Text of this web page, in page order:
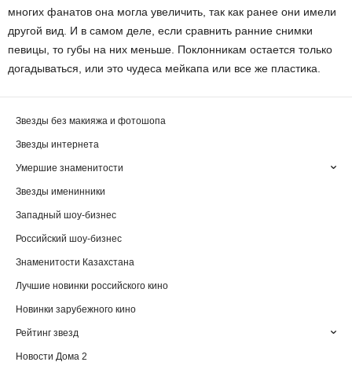
многих фанатов она могла увеличить, так как ранее они имели
другой вид. И в самом деле, если сравнить ранние снимки
певицы, то губы на них меньше. Поклонникам остается только
догадываться, или это чудеса мейкапа или все же пластика.
Звезды без макияжа и фотошопа
Звезды интернета
Умершие знаменитости
Звезды именинники
Западный шоу-бизнес
Российский шоу-бизнес
Знаменитости Казахстана
Лучшие новинки российского кино
Новинки зарубежного кино
Рейтинг звезд
Новости Дома 2